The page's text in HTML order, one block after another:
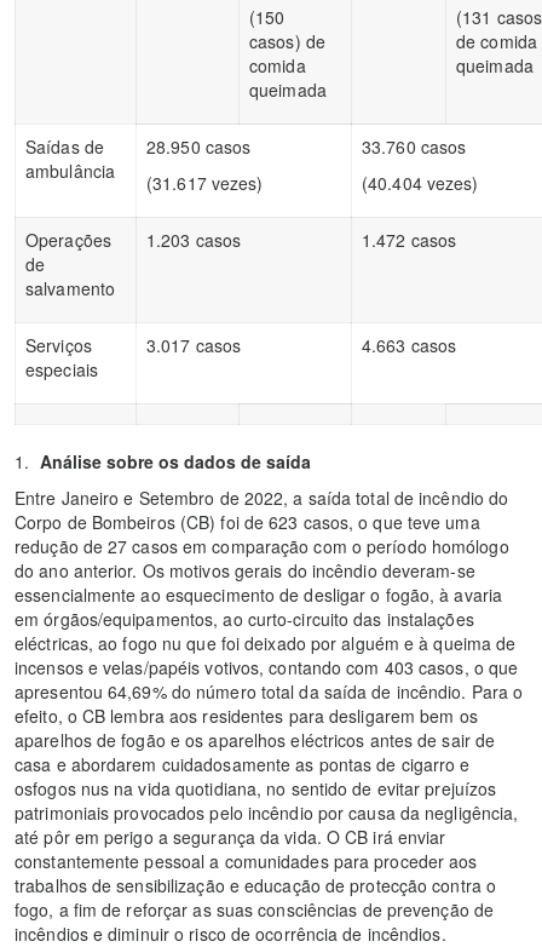
(150
casos) de
comida
queimada
(131
de comida
queimada
Saídas de
ambulância
28.950 casos
(31.617 vezes)
33.760 casos
(40.404 vezes)
Operações
de
salvamento
1.203 casos 1.472 casos
Serviços
especiais
3.017 casos 4.663 casos
Análise sobre os dados de saída
Entre Janeiro e Setembro de 2022, a saída total de incêndio do
Corpo de Bombeiros (CB) foi de 623 casos, o que teve uma
redução de 27 casos em comparação com o período homólogo
do ano anterior. Os motivos gerais do incêndio deveram-se
essencialmente ao esquecimento de desligar o fogão, à avaria
em órgãos/equipamentos, ao curto-circuito das instalações
eléctricas, ao fogo nu que foi deixado por alguém e à queima de
incensos e velas/papéis votivos, contando com 403 casos, o que
apresentou 64,69% do número total da saída de incêndio. Para o
efeito, o CB lembra aos residentes para desligarem bem os
aparelhos de fogão e os aparelhos eléctricos antes de sair de
casa e abordarem cuidadosamente as pontas de cigarro e
osfogos nus na vida quotidiana, no sentido de evitar prejuízos
patrimoniais provocados pelo incêndio por causa da negligência,
até pôr em perigo a segurança da vida. O CB irá enviar
constantemente pessoal a comunidades para proceder aos
trabalhos de sensibilização e educação de protecção contra o
fogo, a fim de reforçar as suas consciências de prevenção de
incêndios e diminuir o risco de ocorrência de incêndios.